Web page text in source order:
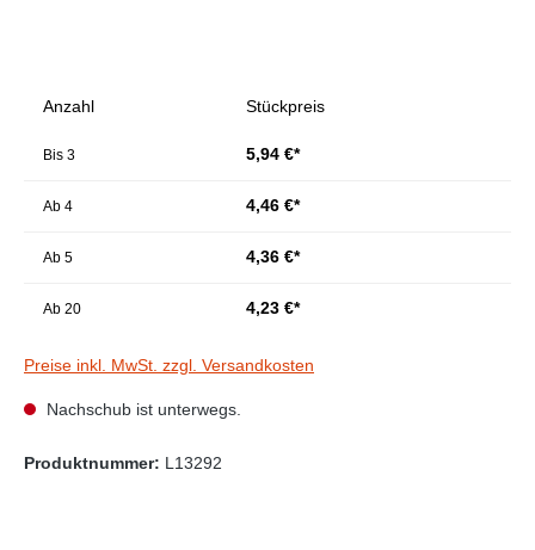
Anzahl Stückpreis
Bis 3 5,94 €*
Ab 4 4,46 €*
Ab 5 4,36 €*
Ab 20 4,23 €*
Preise inkl. MwSt. zzgl. Versandkosten
Nachschub ist unterwegs.
Produktnummer: L13292